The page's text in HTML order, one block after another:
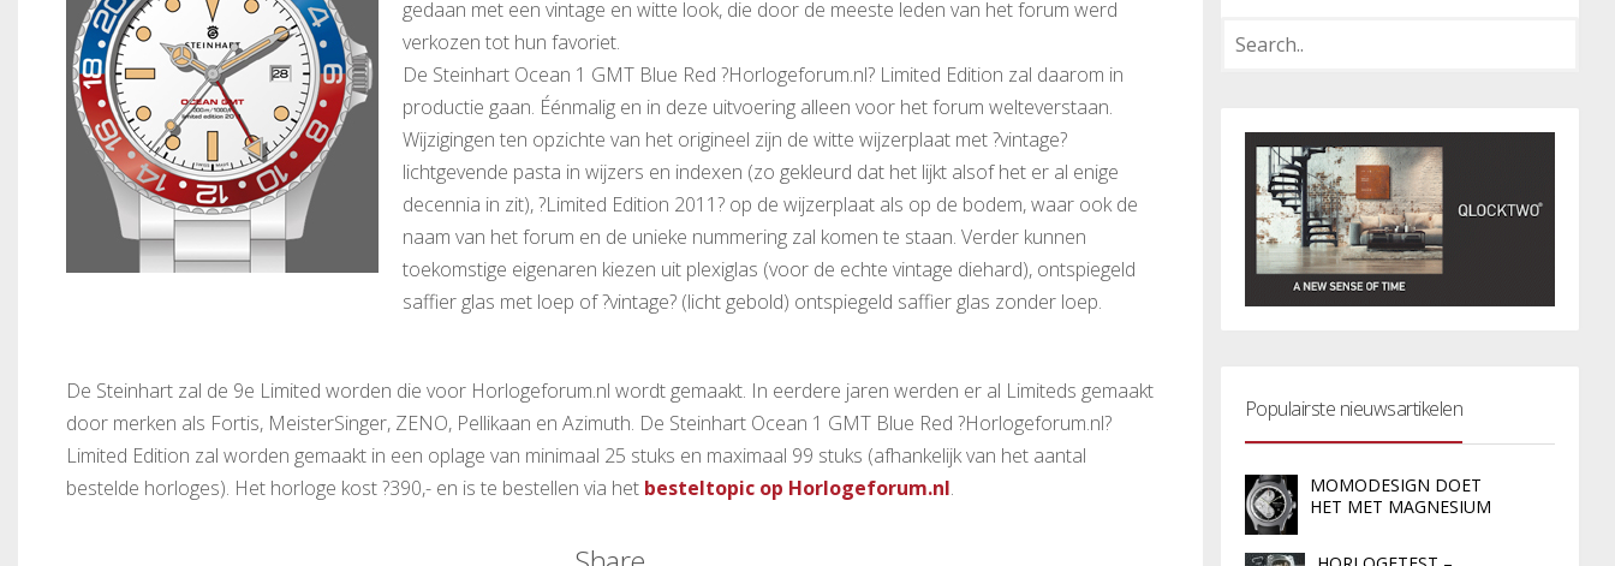
gedaan met een vintage en witte look, die door de meeste leden van het forum werd
verkozen tot hun favoriet.
De Steinhart Ocean 1 GMT Blue Red ?Horlogeforum.nl? Limited Edition zal daarom in
productie gaan. Éénmalig en in deze uitvoering alleen voor het forum welteverstaan.
Wijzigingen ten opzichte van het origineel zijn de witte wijzerplaat met ?vintage?
lichtgevende pasta in wijzers en indexen (zo gekleurd dat het lijkt alsof het er al enige
decennia in zit), ?Limited Edition 2011? op de wijzerplaat als op de bodem, waar ook de
naam van het forum en de unieke nummering zal komen te staan. Verder kunnen
toekomstige eigenaren kiezen uit plexiglas (voor de echte vintage diehard), ontspiegeld
saffier glas met loep of ?vintage? (licht gebold) ontspiegeld saffier glas zonder loep.
De Steinhart zal de 9e Limited worden die voor Horlogeforum.nl wordt gemaakt. In eerdere jaren werden er al Limiteds gemaakt
door merken als Fortis, MeisterSinger, ZENO, Pellikaan en Azimuth. De Steinhart Ocean 1 GMT Blue Red ?Horlogeforum.nl?
Limited Edition zal worden gemaakt in een oplage van minimaal 25 stuks en maximaal 99 stuks (afhankelijk van het aantal
bestelde horloges). Het horloge kost ?390,- en is te bestellen via het besteltopic op Horlogeforum.nl.
Populairste nieuwsartikelen
MOMODESIGN DOET
HET MET MAGNESIUM